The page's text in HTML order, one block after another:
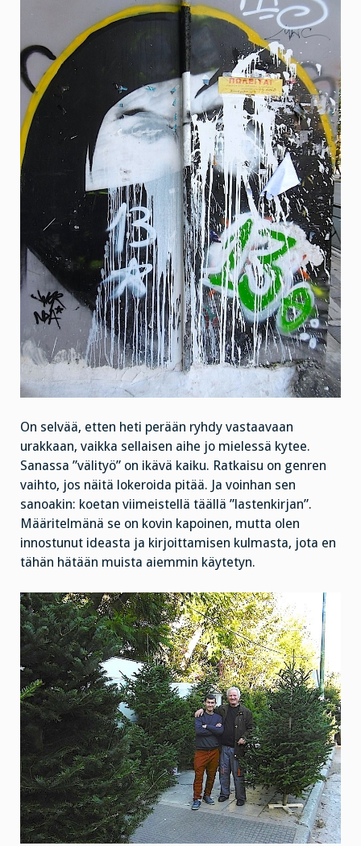
On selvää, etten heti perään ryhdy vastaavaan
urakkaan, vaikka sellaisen aihe jo mielessä kytee.
Sanassa ”välityö” on ikävä kaiku. Ratkaisu on genren
vaihto, jos näitä lokeroida pitää. Ja voinhan sen
sanoakin: koetan viimeistellä täällä ”lastenkirjan”.
Määritelmänä se on kovin kapoinen, mutta olen
innostunut ideasta ja kirjoittamisen kulmasta, jota en
tähän hätään muista aiemmin käytetyn.